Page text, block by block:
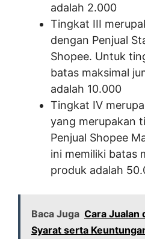
adalah 2.000
Tingkat III
dengan Penjual
Shopee. Untuk
batas maksimal
adalah 10.000
Tingkat IV
yang merupakan
Penjual Shopee
ini memiliki batas
produk adalah
Baca Juga Cara Jualan
Syarat serta